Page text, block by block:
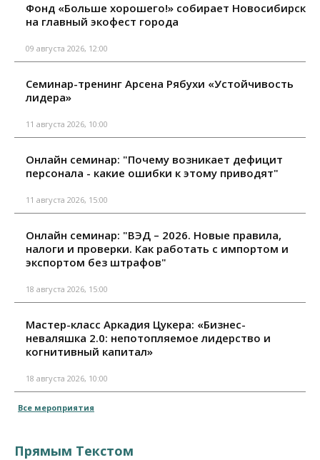
Фонд «Больше хорошего!» собирает Новосибирск
на главный экофест города
09 августа 2026, 12:00
Семинар-тренинг Арсена Рябухи «Устойчивость
лидера»
11 августа 2026, 10:00
Онлайн семинар: "Почему возникает дефицит
персонала - какие ошибки к этому приводят"
11 августа 2026, 15:00
Онлайн семинар: "ВЭД – 2026. Новые правила,
налоги и проверки. Как работать с импортом и
экспортом без штрафов"
18 августа 2026, 15:00
Мастер-класс Аркадия Цукера: «Бизнес-
неваляшка 2.0: непотопляемое лидерство и
когнитивный капитал»
18 августа 2026, 10:00
Все мероприятия
Прямым Текстом